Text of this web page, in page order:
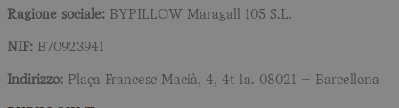
Ragione sociale: BYPILLOW Maragall 105 S.L.
NIF: B70923941
Indirizzo: Plaça Francesc Macià, 4, 4t 1a. 08021 – Barcellona